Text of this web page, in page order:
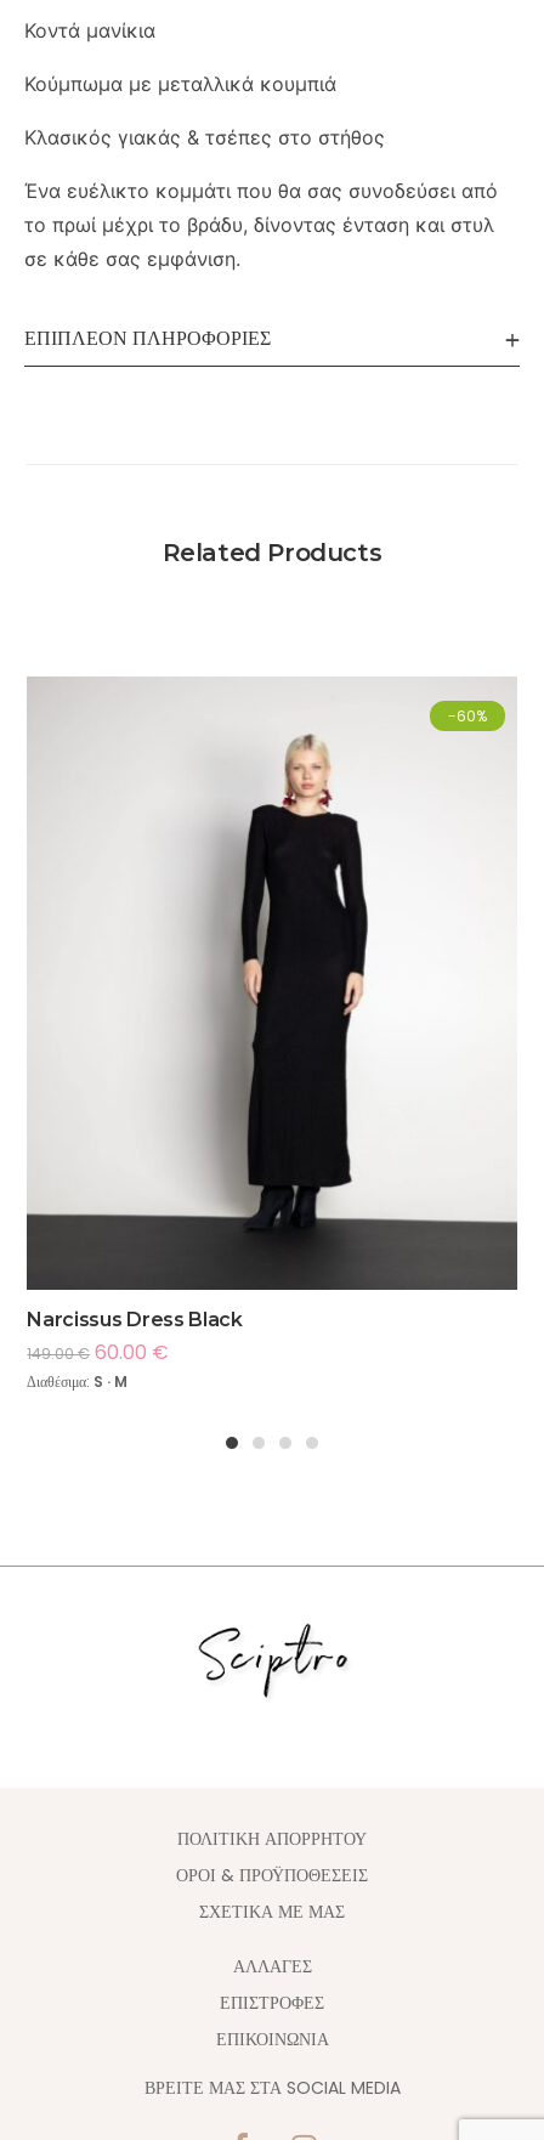
Κοντά μανίκια
Κούμπωμα με μεταλλικά κουμπιά
Κλασικός γιακάς & τσέπες στο στήθος
Ένα ευέλικτο κομμάτι που θα σας συνοδεύσει από
το πρωί μέχρι το βράδυ, δίνοντας ένταση και στυλ
σε κάθε σας εμφάνιση.
ΕΠΙΠΛΈΟΝ ΠΛΗΡΟΦΟΡΊΕΣ
Related Products
-60%
Narcissus Dress Black
149.00€ 60.00 €
Διαθέσιμα: S · M
ΠΟΛΙΤΙΚΗ ΑΠΟΡΡΗΤΟΥ
ΟΡΟΙ & ΠΡΟΫΠΟΘΕΣΕΙΣ
ΣΧΕΤΙΚΑ ΜΕ ΜΑΣ
ΑΛΛΑΓΈΣ
ΕΠΙΣΤΡΟΦΕΣ
ΕΠΙΚΟΙΝΩΝΙΑ
ΒΡΕΙΤΕ ΜΑΣ ΣΤΑ SOCIAL MEDIA